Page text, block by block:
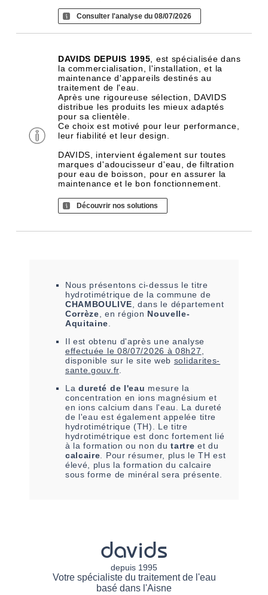
Consulter l'analyse du 08/07/2026
DAVIDS DEPUIS 1995 , est spécialisée dans
la commercialisation, l'installation, et la
maintenance d'appareils destinés au
traitement de l'eau.
Après une rigoureuse sélection, DAVIDS
distribue les produits les mieux adaptés
pour sa clientèle.
Ce choix est motivé pour leur performance,
leur fiabilité et leur design.
DAVIDS, intervient également sur toutes
marques d'adoucisseur d'eau, de filtration
pour eau de boisson, pour en assurer la
maintenance et le bon fonctionnement.
Découvrir nos solutions
Nous présentons ci-dessus le titre
hydrotimétrique de la commune de
CHAMBOULIVE , dans le département
Corrèze , en région Nouvelle-
Aquitaine
Il est obtenu d'après une analyse
effectuée le 08/07/2026 à 08h27
disponible sur le site web solidarites-
sante.gouv.fr.
La dureté de l'eau mesure la
concentration en ions magnésium et
en ions calcium dans l'eau. La dureté
de l'eau est également appelée titre
hydrotimétrique (TH). Le titre
hydrotimétrique est donc fortement lié
à la formation ou non dutartre et du
calcaire . Pour résumer, plus le TH est
élevé, plus la formation du calcaire
sous forme de minéral sera présente.
davids
depuis 1995
Votre spécialiste du traitement de l'eau
basé dans l'Aisne